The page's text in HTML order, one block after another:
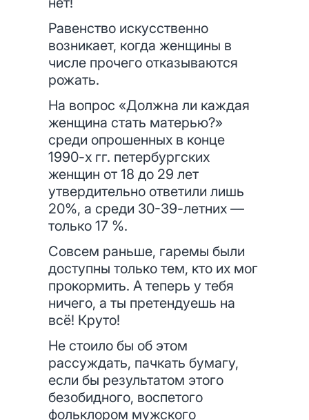
Равенство искусственно
возникает, когда женщины в
числе прочего отказываются
рожать.
На вопрос «Должна ли каждая
женщина стать матерью?»
среди опрошенных в конце
1990-х гг. петербургских
женщин от 18 до 29 лет
утвердительно ответили лишь
20%, а среди 30-39-летних —
только 17 %.
Совсем раньше, гаремы были
доступны только тем, кто их мог
прокормить. А теперь у тебя
ничего, а ты претендуешь на
всё! Круто!
Не стоило бы об этом
рассуждать, пачкать бумагу,
если бы результатом этого
безобидного, воспетого
фольклором мужского